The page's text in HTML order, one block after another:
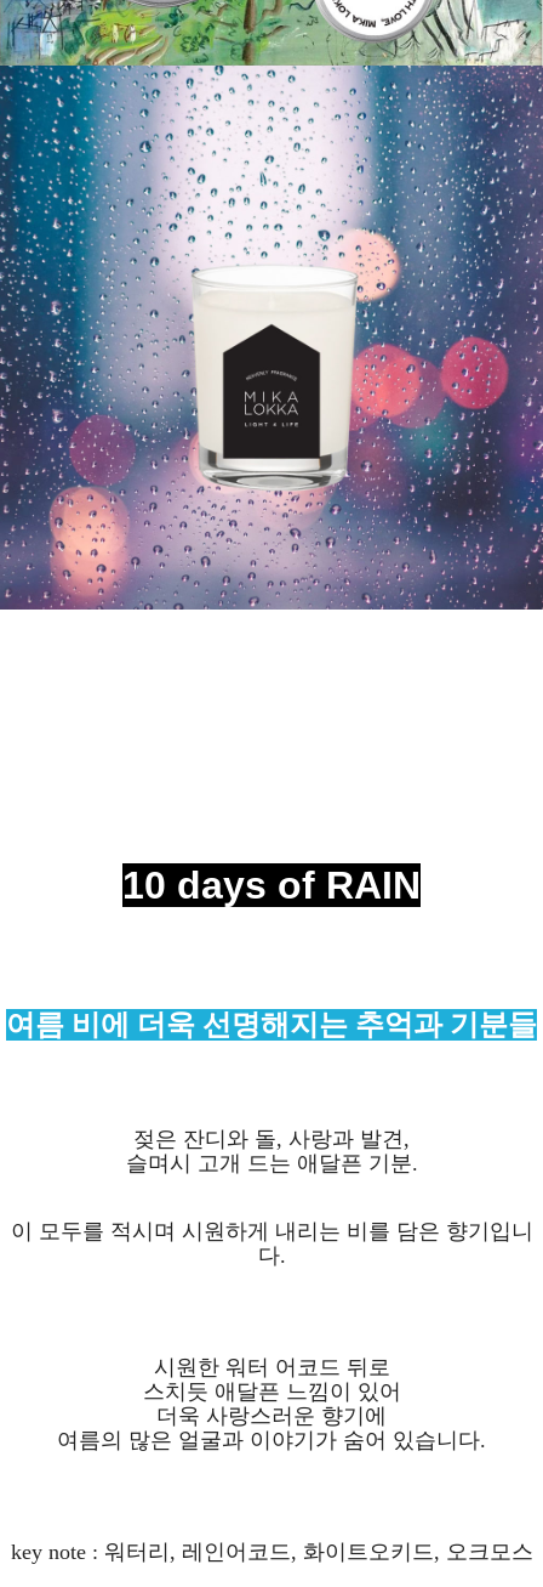
10 days of RAIN
여름 비에 더욱 선명해지는 추억과 기분들
젖은 잔디와 돌, 사랑과 발견,
슬며시 고개 드는 애달픈 기분.
이 모두를 적시며 시원하게 내리는 비를 담은 향기입니
다.
시원한 워터 어코드 뒤로
스치듯 애달픈 느낌이 있어
더욱 사랑스러운 향기에
여름의 많은 얼굴과 이야기가 숨어 있습니다.
key note : 워터리, 레인어코드, 화이트오키드, 오크모스